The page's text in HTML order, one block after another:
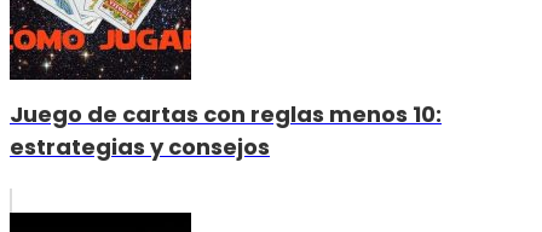
Juego de cartas con reglas menos 10:
estrategias y consejos